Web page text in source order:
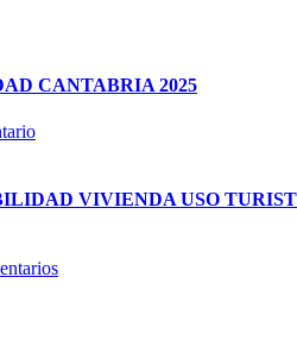
CANTABRIA 2025
VIVIENDA USO